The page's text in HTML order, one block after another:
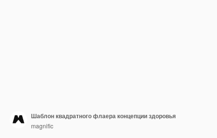
Шаблон квадратного флаера концепции здоровья
magnific